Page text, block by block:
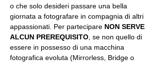
o che solo desideri passare una bella
giornata a fotografare in compagnia di altri
appassionati. Per partecipare NON SERVE
ALCUN PREREQUISITO , se non quello di
essere in possesso di una macchina
fotografica evoluta (Mirrorless, Bridge o